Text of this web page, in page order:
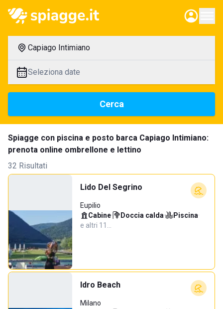
Capiago Intimiano
Seleziona date
Cerca
Spiagge con piscina e posto barca Capiago Intimiano:
prenota online ombrellone e lettino
32 Risultati
Lido Del Segrino
Eupilio
Cabine· Doccia calda· Piscina·
e altri 11…
Idro Beach
Milano